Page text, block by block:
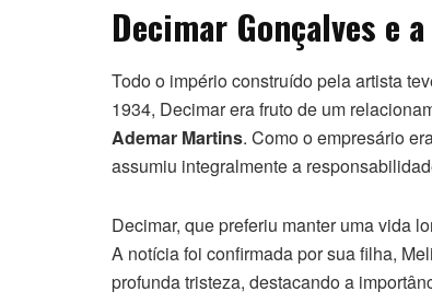
Decimar Gonçalves e
Todo o império construído pela artista
1934, Decimar era fruto de um
Ademar Martins. Como o empresário
assumiu integralmente a
Decimar, que preferiu manter uma vida
A notícia foi confirmada por sua filha,
profunda tristeza, destacando a